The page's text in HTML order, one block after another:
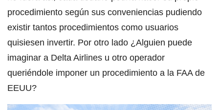
procedimiento según sus conveniencias pudiendo
existir tantos procedimientos como usuarios
quisiesen invertir. Por otro lado ¿Alguien puede
imaginar a Delta Airlines u otro operador
queriéndole imponer un procedimiento a la FAA de
EEUU?